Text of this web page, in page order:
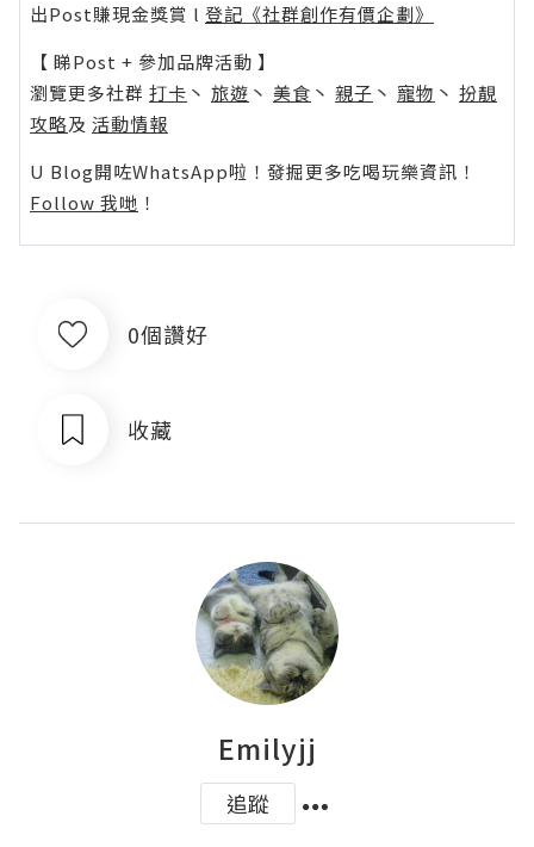
出Post賺現金獎賞 l 登記《社群創作有價企劃》
【 睇Post + 參加品牌活動 】
瀏覽更多社群 打卡 丶 旅遊 丶 美食 丶 親子 丶 寵物 丶 扮靚
攻略及 活動情報
U Blog開咗WhatsApp啦！發掘更多吃喝玩樂資訊！
Follow 我哋 ！
0個讚好
收藏
Emilyjj
追蹤